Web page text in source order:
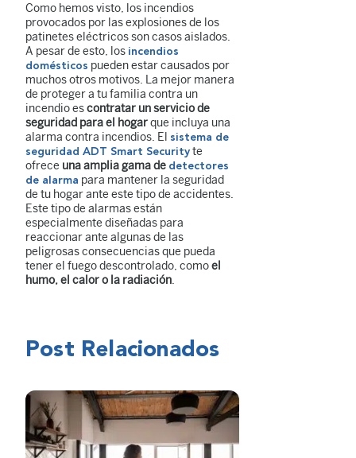
Como hemos visto, los incendios
provocados por las explosiones de los
patinetes eléctricos son casos aislados.
A pesar de esto, los incendios
domésticos pueden estar causados por
muchos otros motivos. La mejor manera
de proteger a tu familia contra un
incendio escontratar un servicio de
seguridad para el hogarque incluya una
alarma contra incendios. El
sistema de
seguridad ADT Smart Security te
ofrece una amplia gama de detectores
de alarma para mantener la seguridad
de tu hogar ante este tipo de accidentes.
Este tipo de alarmas están
especialmente diseñadas para
reaccionar ante algunas de las
peligrosas consecuencias que pueda
tener el fuego descontrolado, comoel
humo, el calor o la radiación.
Post Relacionados